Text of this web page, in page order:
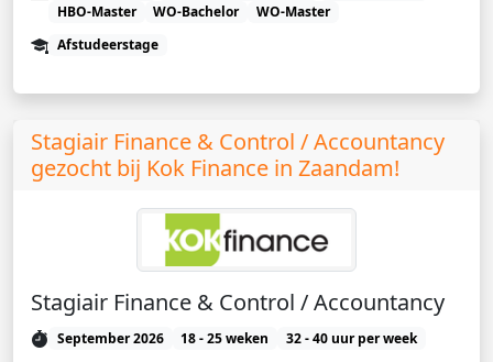
HBO-Master
WO-Bachelor
WO-Master
Afstudeerstage
Stagiair Finance & Control / Accountancy
gezocht bij Kok Finance in Zaandam!
Stagiair Finance & Control / Accountancy
September 2026 18 - 25 weken
32 - 40 uur per week